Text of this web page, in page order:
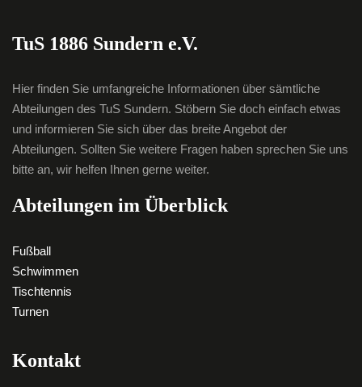
TuS 1886 Sundern e.V.
Hier finden Sie umfangreiche Informationen über sämtliche
Abteilungen des TuS Sundern. Stöbern Sie doch einfach etwas
und informieren Sie sich über das breite Angebot der
Abteilungen. Sollten Sie weitere Fragen haben sprechen Sie uns
bitte an, wir helfen Ihnen gerne weiter.
Abteilungen im Überblick
Fußball
Schwimmen
Tischtennis
Turnen
Kontakt